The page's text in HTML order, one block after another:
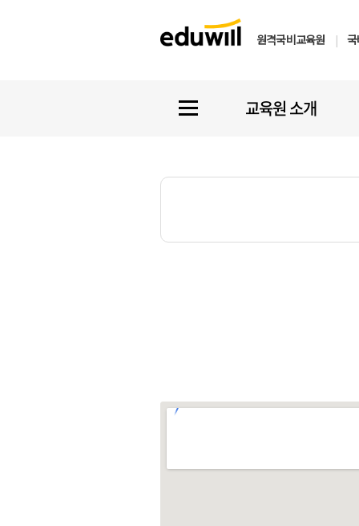
원격국비교육원 |
교육원 소개